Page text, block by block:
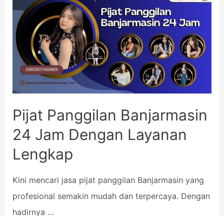
Pijat Panggilan Banjarmasin
24 Jam Dengan Layanan
Lengkap
Kini mencari jasa pijat panggilan Banjarmasin yang
profesional semakin mudah dan terpercaya. Dengan
hadirnya …